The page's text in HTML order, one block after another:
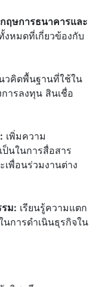
ฤษการธนาคารและ
หมดที่เกี่ยวข้องกับ
วคิดพื้นฐานที่ใช้ใน
ารลงทุน สินเชื่อ
เพิ่มความ
นในการสื่อสาร
พื่อนร่วมงานต่าง
ม: เรียนรู้ความแตก
การดำเนินธุรกิจใน